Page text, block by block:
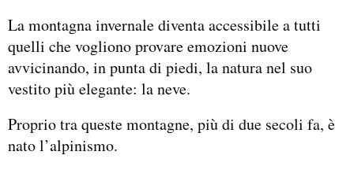
La montagna invernale diventa accessibile a tutti
quelli che vogliono provare emozioni nuove
avvicinando, in punta di piedi, la natura nel suo
vestito più elegante: la neve.
Proprio tra queste montagne, più di due secoli fa, è
nato l’alpinismo.